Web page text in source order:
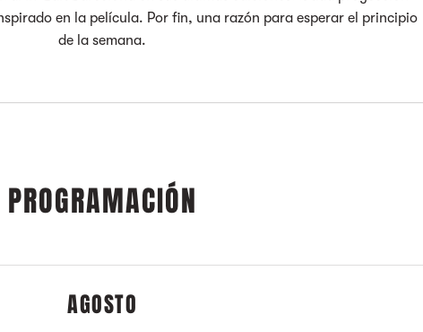
en la película. Por fin, una razón para esperar el principio
de la semana.
PROGRAMACIÓN
AGOSTO